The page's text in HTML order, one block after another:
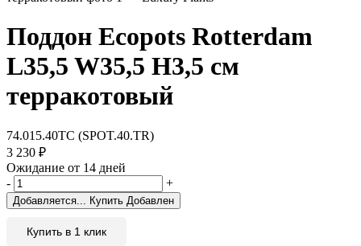
Поддон Ecopots Rotterdam
L35,5 W35,5 H3,5 см
терракотовый
74.015.40TC (SPOT.40.TR)
3 230 ₽
Ожидание от 14 дней
-
+
Добавляется... Купить Добавлен
Купить в 1 клик